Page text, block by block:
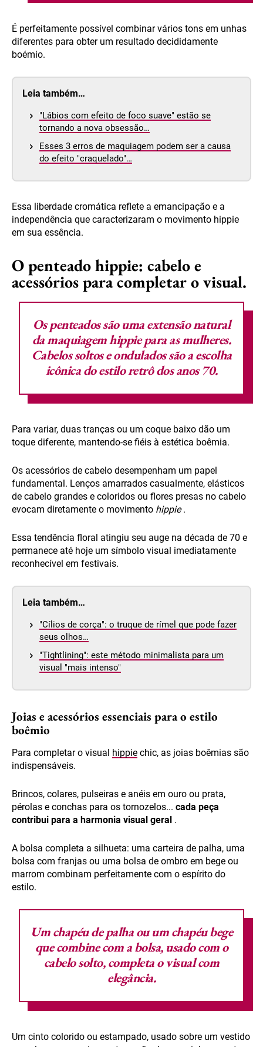
É perfeitamente possível combinar vários tons em unhas
diferentes para obter um resultado decididamente
boémio.
Leia também…
"Lábios com efeito de foco suave" estão se
tornando a nova obsessão…
Esses 3 erros de maquiagem podem ser a causa
do efeito "craquelado"…
Essa liberdade cromática reflete a emancipação e a
independência que caracterizaram o movimento hippie
em sua essência.
O penteado hippie: cabelo e
acessórios para completar o visual.
Os penteados são uma extensão natural
da maquiagem hippie para as mulheres.
Cabelos soltos e onduladossão a escolha
icônica do estilo retrô dos anos 70.
Para variar, duas tranças ou um coque baixo dão um
toque diferente, mantendo-se fiéis à estética boêmia.
Os acessórios de cabelo desempenham um papel
fundamental. Lenços amarrados casualmente, elásticos
de cabelo grandes e coloridos ou flores presas no cabelo
evocam diretamente o movimento hippie.
Essa tendência floral atingiu seu auge na década de 70 e
permanece até hoje um símbolo visual imediatamente
reconhecível em festivais.
Leia também…
"Cílios de corça": o truque de rímel que pode fazer
seus olhos…
"Tightlining": este método minimalista para um
visual "mais intenso"
Joias e acessórios essenciais para o estilo
boêmio
Para completar o visual hippie chic, as joias boêmias são
indispensáveis.
Brincos, colares, pulseiras e anéis em ouro ou prata,
pérolas e conchas para os tornozelos... cada peça
contribui para a harmonia visual geral .
A bolsa completa a silhueta: uma carteira de palha, uma
bolsa com franjas ou uma bolsa de ombro em bege ou
marrom combinam perfeitamente com o espírito do
estilo.
Um chapéu de palha ou um chapéu bege
que combine com a bolsa, usado com o
cabelo solto, completa o visual com
elegância.
Um cinto colorido ou estampado, usado sobre um vestido